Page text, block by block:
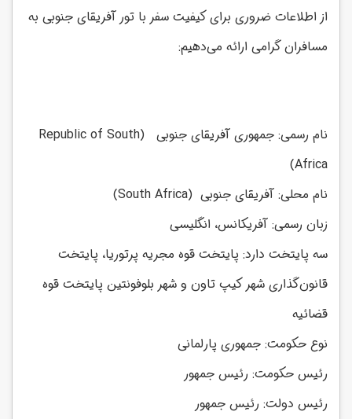
از اطلاعات ضروری برای کیفیت سفر با تور آفریقای جنوبی به
مسافران گرامی ارائه می‌دهیم:
نام رسمی: جمهوری آفریقای جنوبی (Republic of South
Africa)
نام محلی: آفریقای جنوبی (South Africa)
زبان رسمی: آفریکانس، انگلیسی
سه پایتخت دارد: پایتخت قوه مجریه پرتوریا، پایتخت
قانون‌گذاری شهر کیپ تاون و شهر بلوفونتین پایتخت قوه
قضائیه
نوع حکومت: جمهوری پارلمانی
رئیس حکومت: رئیس جمهور
رئیس دولت: رئیس جمهور